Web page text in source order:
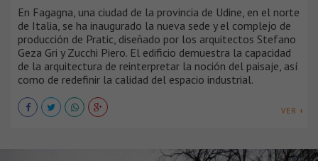
En Fagagna, una ciudad de la provincia de Udine, en el norte
de Italia, se ha inaugurado la nueva sede y el complejo de
producción de Pratic, diseñado por los arquitectos Stefano
Geza Gri y Zucchi Piero. El edificio demuestra la capacidad
de la arquitectura de reinterpretar la noción del paisaje, así
como de redefinir la calidad del espacio industrial.
VER +